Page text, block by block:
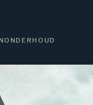
ONDERHOUD